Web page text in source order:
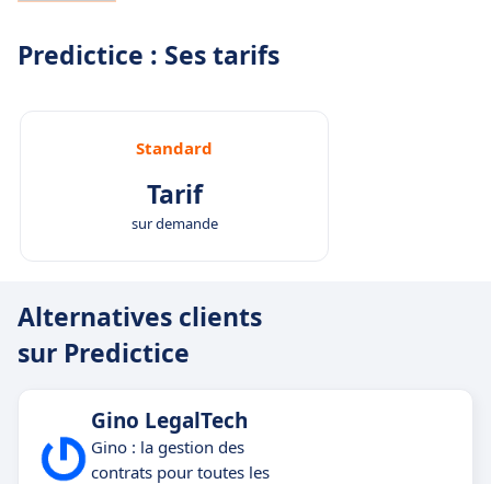
Predictice : Ses tarifs
Standard
Tarif
sur demande
Alternatives clients
sur Predictice
Gino LegalTech
Gino : la gestion des
contrats pour toutes les